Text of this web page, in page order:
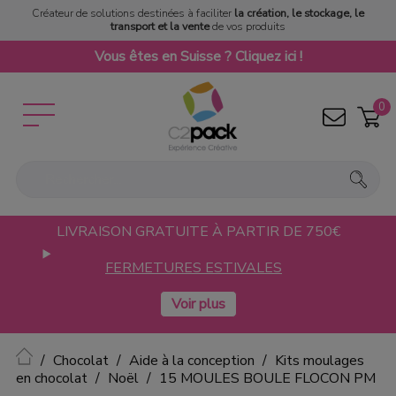
Créateur de solutions destinées à faciliter la création, le stockage, le
transport et la ventede vos produits
Vous êtes en Suisse ? Cliquez ici !
0
LIVRAISON GRATUITE À PARTIR DE 750€
FERMETURES ESTIVALES
Accueil
Chocolat Aide à la conception
Kits moulages
en chocolat
Noël 15 MOULES BOULE FLOCON PM